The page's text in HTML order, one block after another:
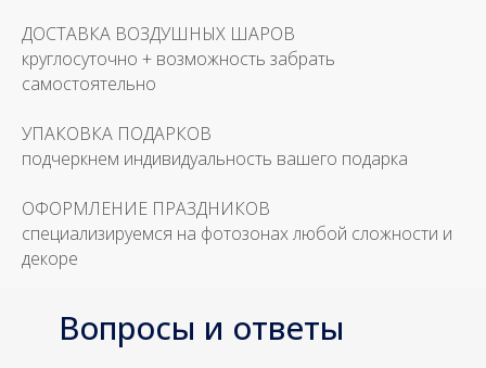
ДОСТАВКА ВОЗДУШНЫХ ШАРОВ
круглосуточно + возможность забрать
самостоятельно
УПАКОВКА ПОДАРКОВ
подчеркнем индивидуальность вашего подарка
ОФОРМЛЕНИЕ ПРАЗДНИКОВ
специализируемся на фотозонах любой сложности и
декоре
Вопросы и ответы